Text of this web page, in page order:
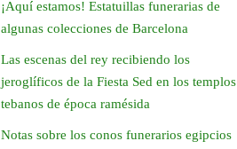
¡Aquí estamos! Estatuillas funerarias de
algunas colecciones de Barcelona
Las escenas del rey recibiendo los
jeroglíficos de la Fiesta Sed en los templos
tebanos de época ramésida
Notas sobre los conos funerarios egipcios